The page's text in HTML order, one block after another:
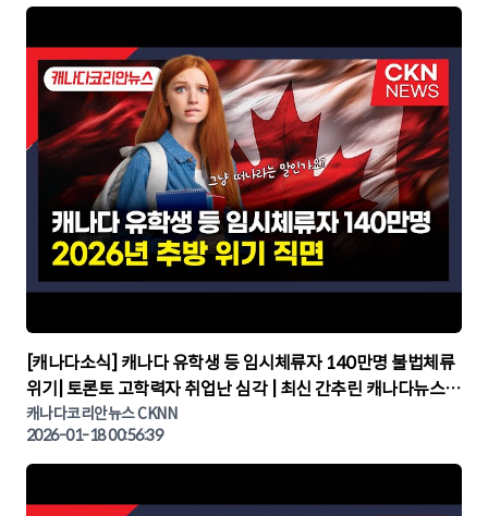
▶
[캐나다소식] 캐나다 유학생 등 임시체류자 140만명 불법체류
위기| 토론토 고학력자 취업난 심각 | 최신 간추린 캐나다뉴스 |
CKNNEWS, 캐나다코리안뉴스
캐나다코리안뉴스 CKNN
2026-01-18 00:56:39